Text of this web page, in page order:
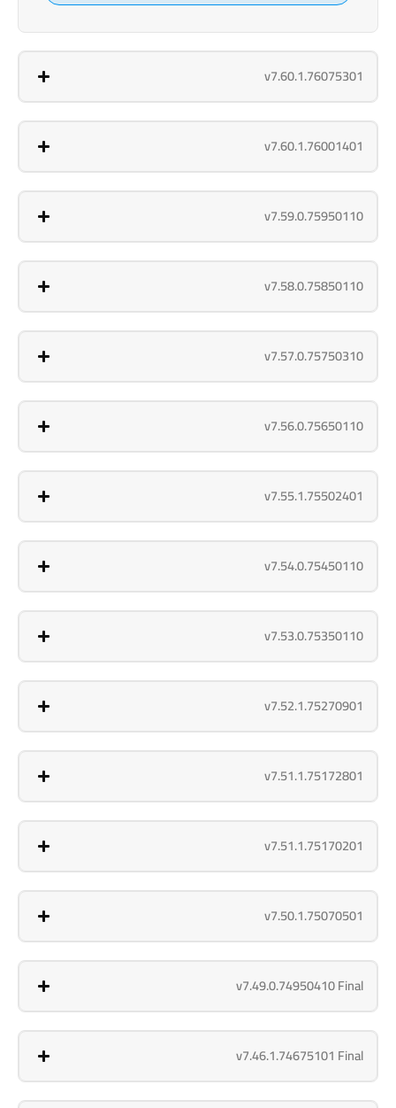
v7.60.1.76075301
v7.60.1.76001401
v7.59.0.75950110
v7.58.0.75850110
v7.57.0.75750310
v7.56.0.75650110
v7.55.1.75502401
v7.54.0.75450110
v7.53.0.75350110
v7.52.1.75270901
v7.51.1.75172801
v7.51.1.75170201
v7.50.1.75070501
v7.49.0.74950410 Final
v7.46.1.74675101 Final